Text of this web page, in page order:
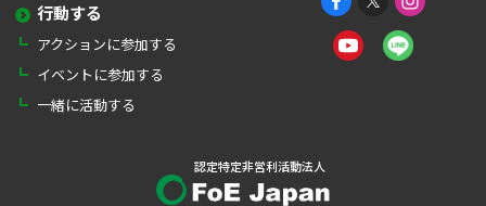
行動する
アクションに参加する
イベントに参加する
一緒に活動する
認定特定非営利活動法人